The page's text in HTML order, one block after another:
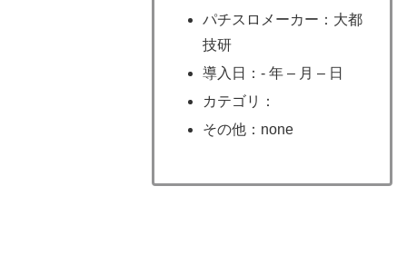
パチスロメーカー：大都
技研
導入日：- 年 – 月 – 日
カテゴリ：
その他：none